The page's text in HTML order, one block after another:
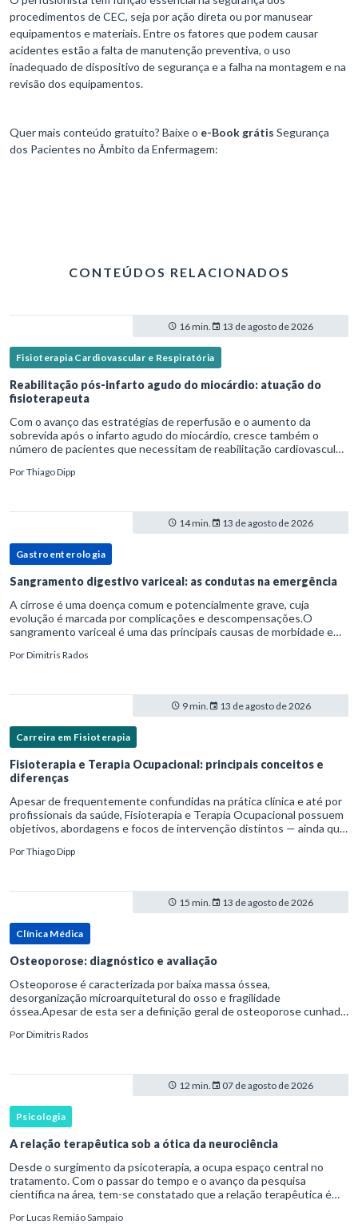
procedimentos de CEC, seja por ação direta ou por manusear
equipamentos e materiais. Entre os fatores que podem causar
acidentes estão a falta de manutenção preventiva, o uso
inadequado de dispositivo de segurança e a falha na montagem e na
revisão dos equipamentos.
Quer mais conteúdo gratuito? Baixe o e-Book grátis Segurança
dos Pacientes no Âmbito da Enfermagem:
CONTEÚDOS RELACIONADOS
16 min. 13 de agosto de 2026
Fisioterapia Cardiovascular e Respiratória
Reabilitação pós-infarto agudo do miocárdio: atuação do
fisioterapeuta
Com o avanço das estratégias de reperfusão e o aumento da
sobrevida após o infarto agudo do miocárdio, cresce também o
número de pacientes que necessitam de reabilitação cardiovascular
PorThiago Dipp
14 min. 13 de agosto de 2026
Gastroenterologia
Sangramento digestivo variceal: as condutas na emergência
A cirrose é uma doença comum e potencialmente grave, cuja
evolução é marcada por complicações e descompensações.O
sangramento variceal é uma das principais causas de morbidade e
hipertensão port
PorDimitris Rados
9 min. 13 de agosto de 2026
Carreira em Fisioterapia
Fisioterapia e Terapia Ocupacional: principais conceitos e
diferenças
Apesar de frequentemente confundidas na prática clínica e até por
profissionais da saúde, Fisioterapia e Terapia Ocupacional possuem
objetivos, abordagens e focos de intervenção distintos — ainda que
PorThiago Dipp
15 min. 13 de agosto de 2026
Clínica Médica
Osteoporose: diagnóstico e avaliação
Osteoporose é caracterizada por baixa massa óssea,
desorganização microarquitetural do osso e fragilidade
óssea.Apesar de esta ser a definição geral de osteoporose cunhada
patofisiológico, e não c
PorDimitris Rados
12 min. 07 de agosto de 2026
Psicologia
A relação terapêutica sob a ótica da neurociência
Desde o surgimento da psicoterapia, a ocupa espaço central no
tratamento. Com o passar do tempo e o avanço da pesquisa
científica na área, tem-se constatado que a relação terapêutica é
PorLucas Remião Sampaio